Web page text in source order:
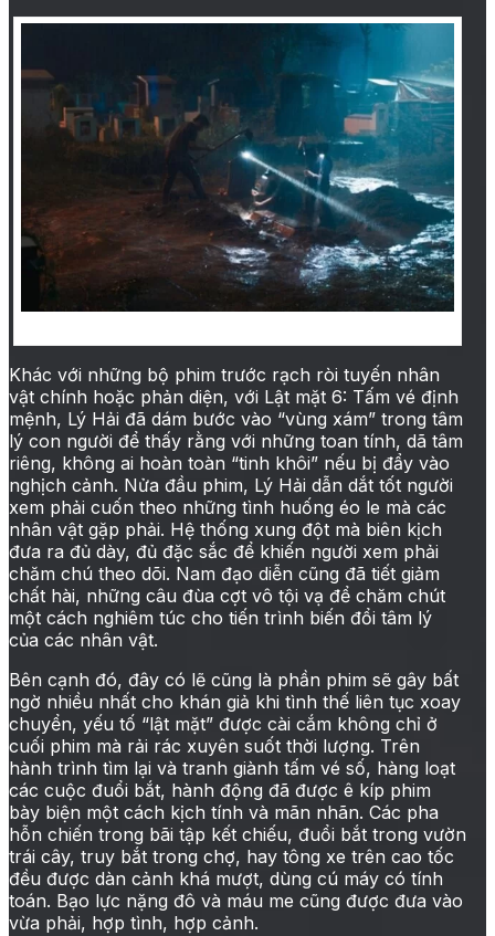
Khác với những bộ phim trước rạch ròi tuyến nhân
vật chính hoặc phản diện, với Lật mặt 6: Tấm vé định
mệnh, Lý Hải đã dám bước vào “vùng xám” trong tâm
lý con người để thấy rằng với những toan tính, dã tâm
riêng, không ai hoàn toàn “tinh khôi” nếu bị đẩy vào
nghịch cảnh. Nửa đầu phim, Lý Hải dẫn dắt tốt người
xem phải cuốn theo những tình huống éo le mà các
nhân vật gặp phải. Hệ thống xung đột mà biên kịch
đưa ra đủ dày, đủ đặc sắc để khiến người xem phải
chăm chú theo dõi. Nam đạo diễn cũng đã tiết giảm
chất hài, những câu đùa cợt vô tội vạ để chăm chút
một cách nghiêm túc cho tiến trình biến đổi tâm lý
của các nhân vật.
Bên cạnh đó, đây có lẽ cũng là phần phim sẽ gây bất
ngờ nhiều nhất cho khán giả khi tình thế liên tục xoay
chuyển, yếu tố “lật mặt” được cài cắm không chỉ ở
cuối phim mà rải rác xuyên suốt thời lượng. Trên
hành trình tìm lại và tranh giành tấm vé số, hàng loạt
các cuộc đuổi bắt, hành động đã được ê kíp phim
bày biện một cách kịch tính và mãn nhãn. Các pha
hỗn chiến trong bãi tập kết chiếu, đuổi bắt trong vườn
trái cây, truy bắt trong chợ, hay tông xe trên cao tốc
đều được dàn cảnh khá mượt, dùng cú máy có tính
toán. Bạo lực nặng đô và máu me cũng được đưa vào
vừa phải, hợp tình, hợp cảnh.